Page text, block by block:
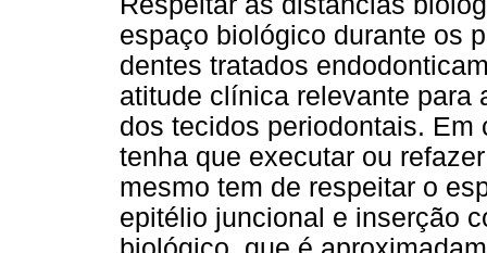
espaço biológico durante os
dentes tratados
atitude clínica relevante para
dos tecidos periodontais.
tenha que executar ou
mesmo tem de respeitar o
epitélio juncional e inserção